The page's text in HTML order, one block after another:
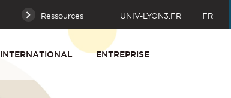
Ressources UNIV-LYON3.FR FR
INTERNATIONAL ENTREPRISE